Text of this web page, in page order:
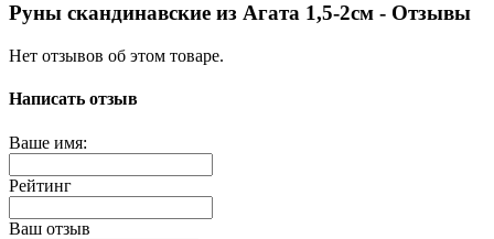
Руны скандинавские из Агата 1,5-2см - Отзывы
Нет отзывов об этом товаре.
Написать отзыв
Ваше имя:
Рейтинг
Ваш отзыв